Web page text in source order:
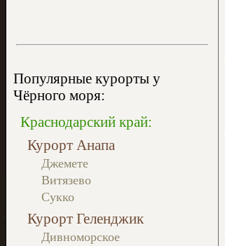
Популярные курорты у
Чёрного моря:
Краснодарский край:
Курорт Анапа
Джемете
Витязево
Сукко
Курорт Геленджик
Дивноморское